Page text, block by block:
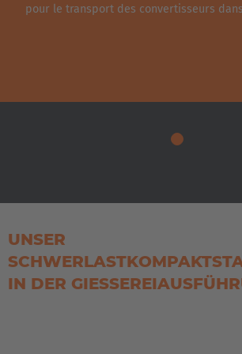
pour le transport des convertisseurs
UNSER
IN DER